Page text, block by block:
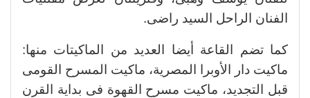
الفنان الراحل السيد راضى.
كما تضم القاعة أيضا العديد من الماكيتات منها:
ماكيت دار الأوبرا المصرية، ماكيت المسرح القومى
قبل التجديد، ماكيت مسرح القهوة فى بداية القرن